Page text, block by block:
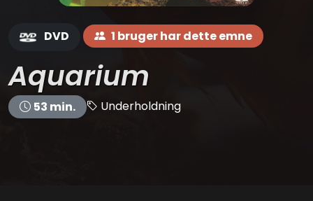
DVD 1 bruger har dette emne
Aquarium
53 min. Underholdning